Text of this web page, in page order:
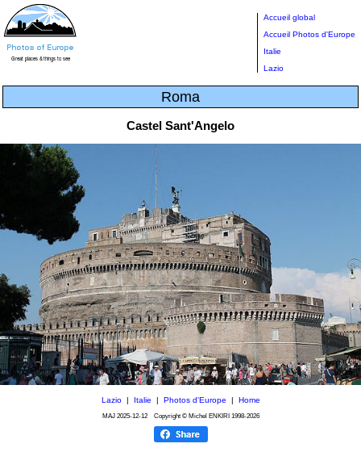
Accueil global
Accueil Photos d'Europe
Italie
Lazio
Roma
Castel Sant'Angelo
Lazio| Italie | Photos d'Europe | Home
MAJ 2025-12-12Copyright © Michel ENKIRI 1998-2026